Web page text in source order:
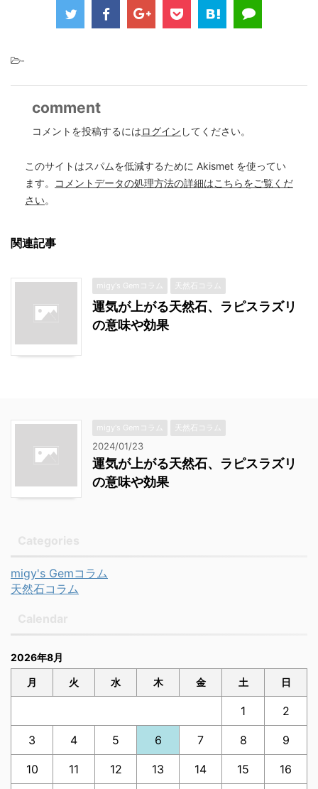
-
comment
コメントを投稿するにはログイン してください。
このサイトはスパムを低減するために Akismet を使ってい
ます。
コメントデータの処理方法の詳細はこちらをご覧くだ
さい。
関連記事
migy's Gemコラム 天然石コラム
運気が上がる天然石、ラピスラズリ
の意味や効果
migy's Gemコラム 天然石コラム
2024/01/23
運気が上がる天然石、ラピスラズリ
の意味や効果
migy's Gemコラム
天然石コラム
2026年8月
月 火 水 木 金 土 日
1 2
3 4 5 6 7 8 9
10 11 12 13 14 15 16